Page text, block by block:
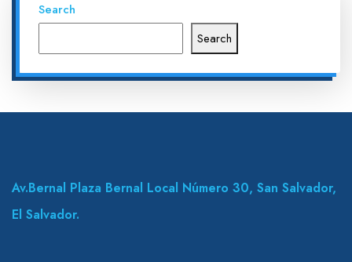
Search
Search
Av.Bernal Plaza Bernal Local Número 30, San Salvador,
El Salvador.